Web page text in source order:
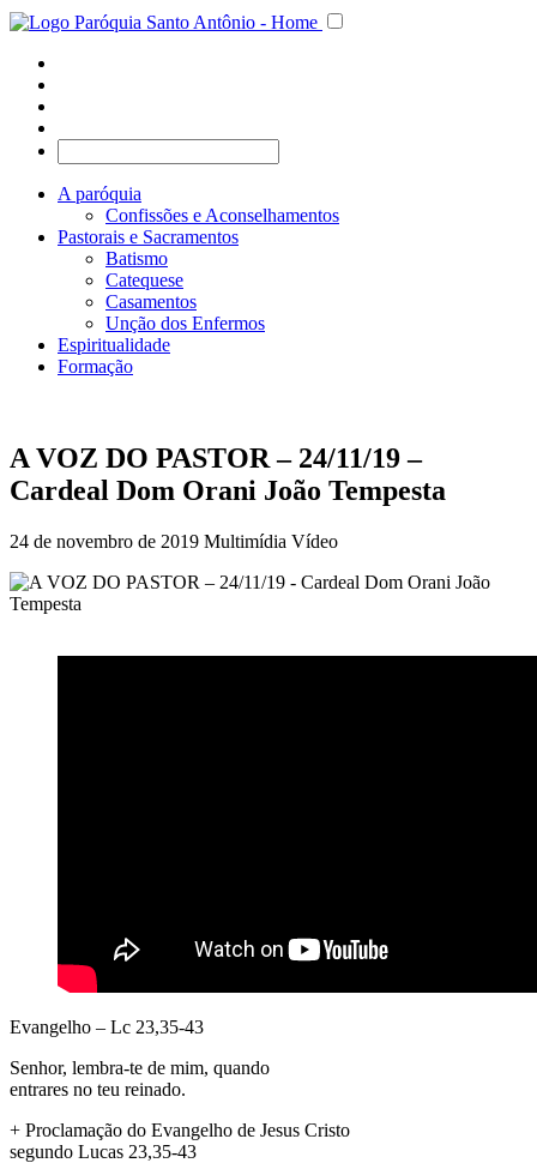
A paróquia
Confissões e Aconselhamentos
Pastorais e Sacramentos
Batismo
Catequese
Casamentos
Unção dos Enfermos
Espiritualidade
Formação
A VOZ DO PASTOR – 24/11/19 –
Cardeal Dom Orani João Tempesta
24 de novembro de 2019 Multimídia Vídeo
Evangelho – Lc 23,35-43
Senhor, lembra-te de mim, quando
entrares no teu reinado.
+ Proclamação do Evangelho de Jesus Cristo
segundo Lucas 23,35-43